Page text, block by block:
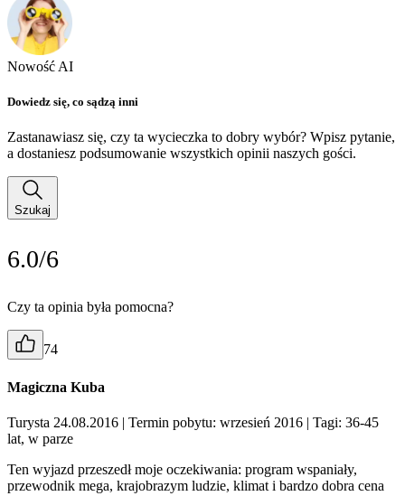
Nowość AI
Dowiedz się, co sądzą inni
Zastanawiasz się, czy ta wycieczka to dobry wybór? Wpisz pytanie,
a dostaniesz podsumowanie wszystkich opinii naszych gości.
Szukaj
6.0/6
Czy ta opinia była pomocna?
74
Magiczna Kuba
Turysta 24.08.2016 | Termin pobytu: wrzesień 2016 | Tagi: 36-45
lat, w parze
Ten wyjazd przeszedł moje oczekiwania: program wspaniały,
przewodnik mega, krajobrazym ludzie, klimat i bardzo dobra cena